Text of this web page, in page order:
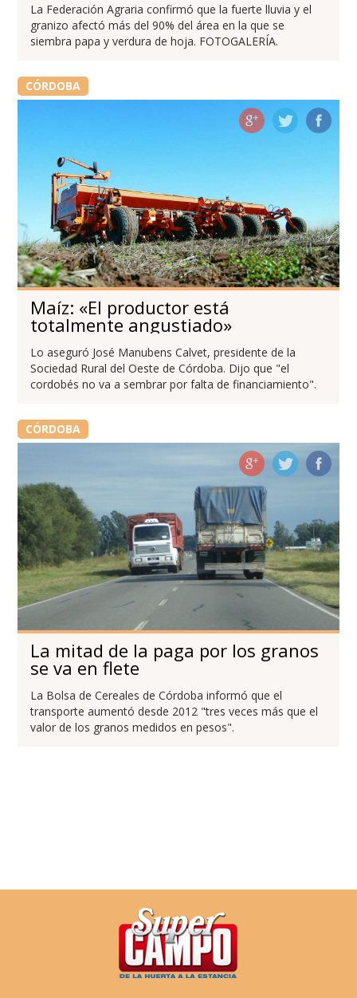
La Federación Agraria confirmó que la fuerte lluvia y el
granizo afectó más del 90% del área en la que se
siembra papa y verdura de hoja. FOTOGALERÍA.
CÓRDOBA
Maíz: «El productor está
totalmente angustiado»
Lo aseguró José Manubens Calvet, presidente de la
Sociedad Rural del Oeste de Córdoba. Dijo que "el
cordobés no va a sembrar por falta de financiamiento".
CÓRDOBA
La mitad de la paga por los granos
se va en flete
La Bolsa de Cereales de Córdoba informó que el
transporte aumentó desde 2012 "tres veces más que el
valor de los granos medidos en pesos".